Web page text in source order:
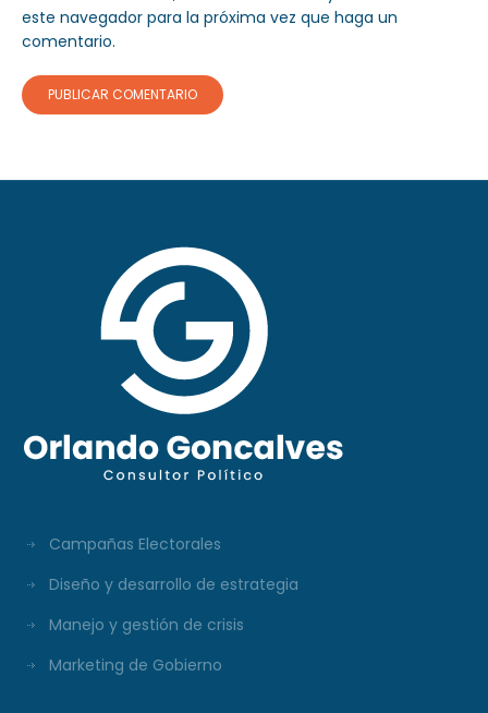
este navegador para la próxima vez que haga un
comentario.
Campañas Electorales
Diseño y desarrollo de estrategia
Manejo y gestión de crisis
Marketing de Gobierno